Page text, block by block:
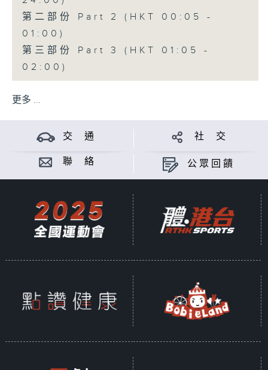
第二部份 Part 2 (HKT 00:05 -
01:00)
第三部份 Part 3 (HKT 01:05 -
02:00)
更多 ...
交 通 社 交
聯 絡 公眾回饋